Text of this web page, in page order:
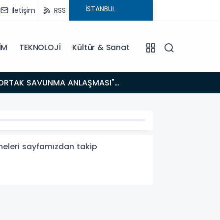
İletişim RSS
TEKNOLOJİ Kültür & Sanat
Uyanacağız"
sayfamızdan takip